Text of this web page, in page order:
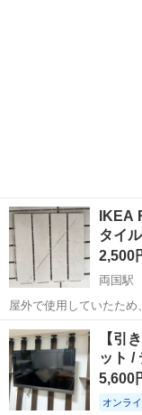
IKEA
タイ
2,500
両国駅
屋外で使用していたため
確認ください。 現状の
ける方のみお願いいたし
東京 墨田区 両
【引
ット /
5,600
オンラ